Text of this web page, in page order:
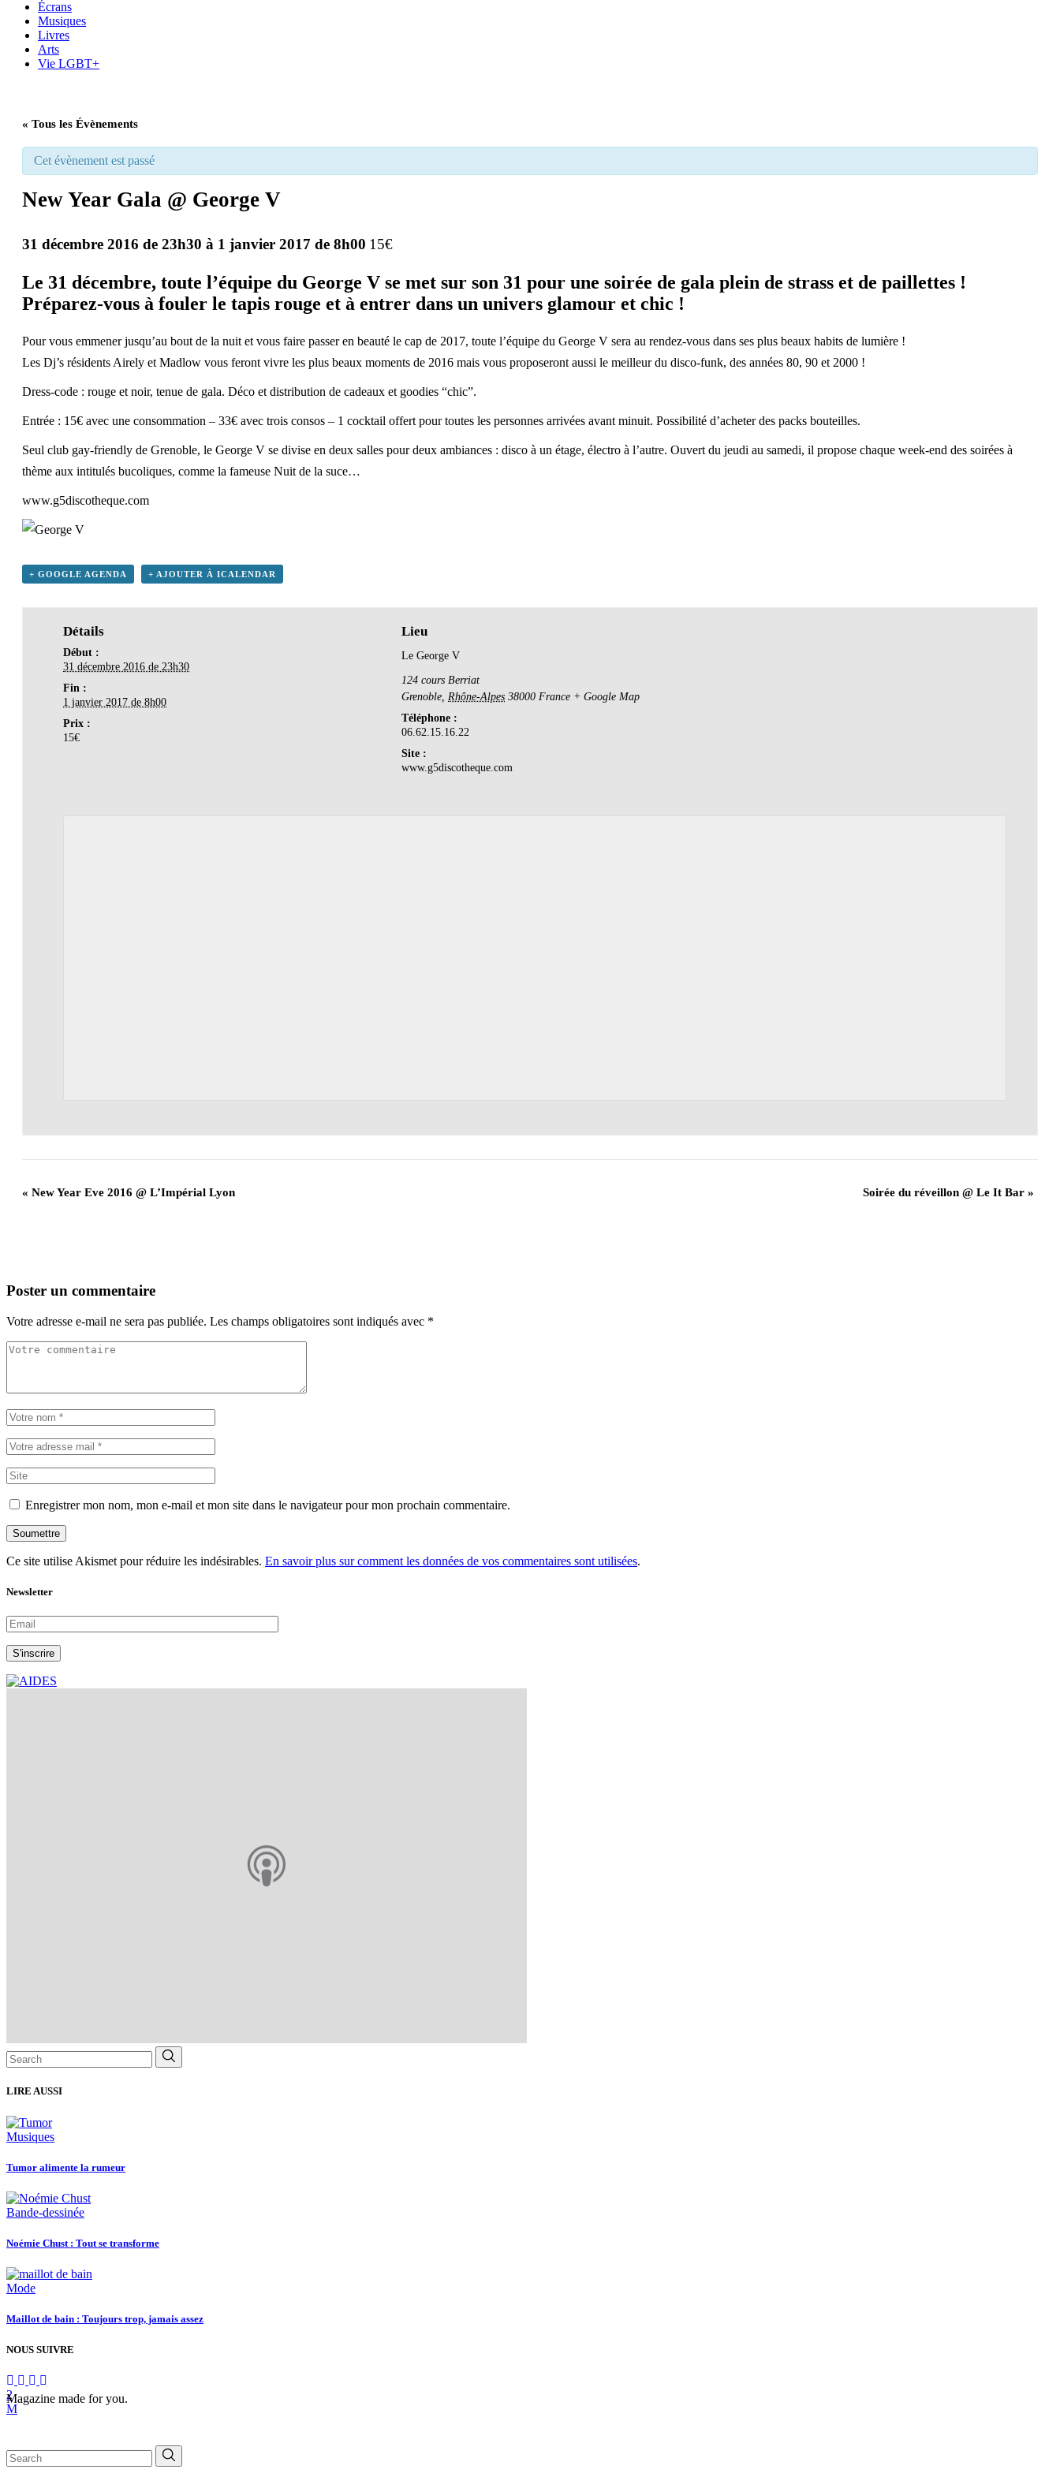
Écrans
Musiques
Livres
Arts
Vie LGBT+
« Tous les Évènements
Cet évènement est passé
New Year Gala @ George V
31 décembre 2016 de 23h30 à 1 janvier 2017 de 8h00 15€
Le 31 décembre, toute l’équipe du George V se met sur son 31 pour une soirée de gala plein de strass et de paillettes !
Préparez-vous à fouler le tapis rouge et à entrer dans un univers glamour et chic !
Pour vous emmener jusqu’au bout de la nuit et vous faire passer en beauté le cap de 2017, toute l’équipe du George V sera au rendez-vous dans ses plus beaux habits de lumière !
Les Dj’s résidents Airely et Madlow vous feront vivre les plus beaux moments de 2016 mais vous proposeront aussi le meilleur du disco-funk, des années 80, 90 et 2000 !
Dress-code : rouge et noir, tenue de gala. Déco et distribution de cadeaux et goodies “chic”.
Entrée : 15€ avec une consommation – 33€ avec trois consos – 1 cocktail offert pour toutes les personnes arrivées avant minuit. Possibilité d’acheter des packs bouteilles.
Seul club gay-friendly de Grenoble, le George V se divise en deux salles pour deux ambiances : disco à un étage, électro à l’autre. Ouvert du jeudi au samedi, il propose chaque week-end des soirées à
thème aux intitulés bucoliques, comme la fameuse Nuit de la suce…
www.g5discotheque.com
+ GOOGLE AGENDA + AJOUTER À ICALENDAR
Détails
Début :
31 décembre 2016 de 23h30
Fin :
1 janvier 2017 de 8h00
Prix :
15€
Lieu
Le George V
124 cours Berriat
Grenoble Rhône-Alpes 38000 France + Google Map
Téléphone :
06.62.15.16.22
Site :
www.g5discotheque.com
« New Year Eve 2016 @ L’Impérial Lyon Soirée du réveillon @ Le It Bar »
Poster un commentaire
Votre adresse e-mail ne sera pas publiée. Les champs obligatoires sont indiqués avec *
Enregistrer mon nom, mon e-mail et mon site dans le navigateur pour mon prochain commentaire.
Soumettre
Ce site utilise Akismet pour réduire les indésirables. En savoir plus sur comment les données de vos commentaires sont utilisées.
Newsletter
S'inscrire
Search
for:
LIRE AUSSI
Musiques
Tumor alimente la rumeur
Bande-dessinée
Noémie Chust : Tout se transforme
Mode
Maillot de bain : Toujours trop, jamais assez
NOUS SUIVRE
Magazine made for you.
Search
for: